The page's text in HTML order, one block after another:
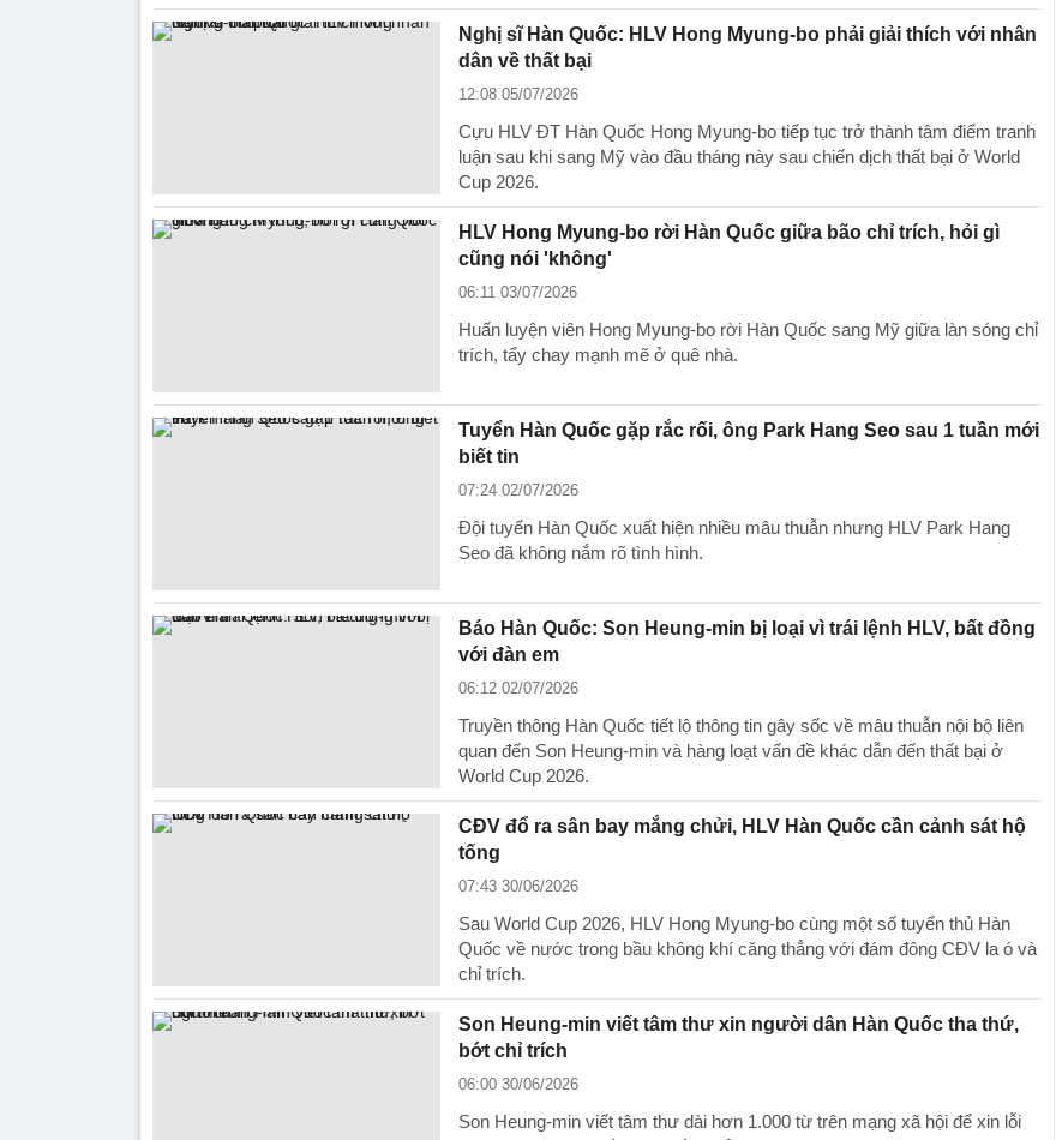
Nghị sĩ Hàn Quốc: HLV Hong Myung-bo phải giải thích với nhân
dân về thất bại
12:08 05/07/2026
Cựu HLV ĐT Hàn Quốc Hong Myung-bo tiếp tục trở thành tâm điểm tranh
luận sau khi sang Mỹ vào đầu tháng này sau chiến dịch thất bại ở World
Cup 2026.
HLV Hong Myung-bo rời Hàn Quốc giữa bão chỉ trích, hỏi gì
cũng nói 'không'
06:11 03/07/2026
Huấn luyện viên Hong Myung-bo rời Hàn Quốc sang Mỹ giữa làn sóng chỉ
trích, tẩy chay mạnh mẽ ở quê nhà.
Tuyển Hàn Quốc gặp rắc rối, ông Park Hang Seo sau 1 tuần mới
biết tin
07:24 02/07/2026
Đội tuyển Hàn Quốc xuất hiện nhiều mâu thuẫn nhưng HLV Park Hang
Seo đã không nắm rõ tình hình.
Báo Hàn Quốc: Son Heung-min bị loại vì trái lệnh HLV, bất đồng
với đàn em
06:12 02/07/2026
Truyền thông Hàn Quốc tiết lộ thông tin gây sốc về mâu thuẫn nội bộ liên
quan đến Son Heung-min và hàng loạt vấn đề khác dẫn đến thất bại ở
World Cup 2026.
CĐV đổ ra sân bay mắng chửi, HLV Hàn Quốc cần cảnh sát hộ
tống
07:43 30/06/2026
Sau World Cup 2026, HLV Hong Myung-bo cùng một số tuyển thủ Hàn
Quốc về nước trong bầu không khí căng thẳng với đám đông CĐV la ó và
chỉ trích.
Son Heung-min viết tâm thư xin người dân Hàn Quốc tha thứ,
bớt chỉ trích
06:00 30/06/2026
Son Heung-min viết tâm thư dài hơn 1.000 từ trên mạng xã hội để xin lỗi